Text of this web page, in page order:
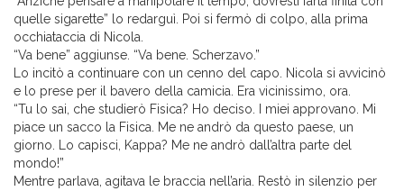
quelle sigarette” lo redarguì. Poi si fermò di colpo, alla prima
occhiataccia di Nicola.
“Va bene” aggiunse. “Va bene. Scherzavo.”
Lo incitò a continuare con un cenno del capo. Nicola si avvicinò
e lo prese per il bavero della camicia. Era vicinissimo, ora.
“Tu lo sai, che studierò Fisica? Ho deciso. I miei approvano. Mi
piace un sacco la Fisica. Me ne andrò da questo paese, un
giorno. Lo capisci, Kappa? Me ne andrò dall’altra parte del
mondo!”
Mentre parlava, agitava le braccia nell’aria. Restò in silenzio per